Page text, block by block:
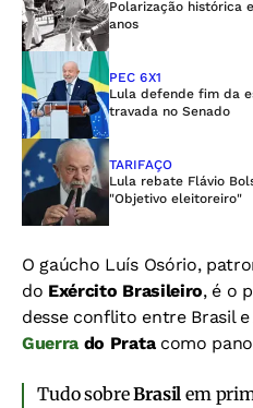
Polarização histórica
anos
PEC 6X1
Lula defende fim da
travada no Senado
TARIFAÇO
Lula rebate Flávio
"Objetivo eleitoreiro"
O gaúcho Luís Osório,
do Exército Brasileiro, é o
desse conflito entre Brasil
Guerra do Pratacomo
Tudo sobreBrasil em